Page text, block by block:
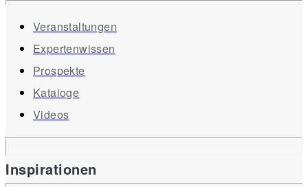
Veranstaltungen
Expertenwissen
Prospekte
Kataloge
Videos
Inspirationen